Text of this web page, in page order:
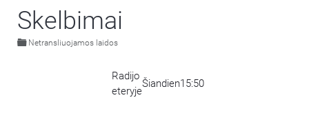
Skelbimai
Netransliuojamos laidos
Radijo
eteryje
Šiandien15:50